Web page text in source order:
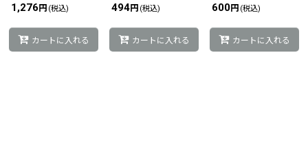
1,276 円 (税込)
カートに入れる
494円 (税込)
カートに入れる
600円 (税込)
カートに入れる